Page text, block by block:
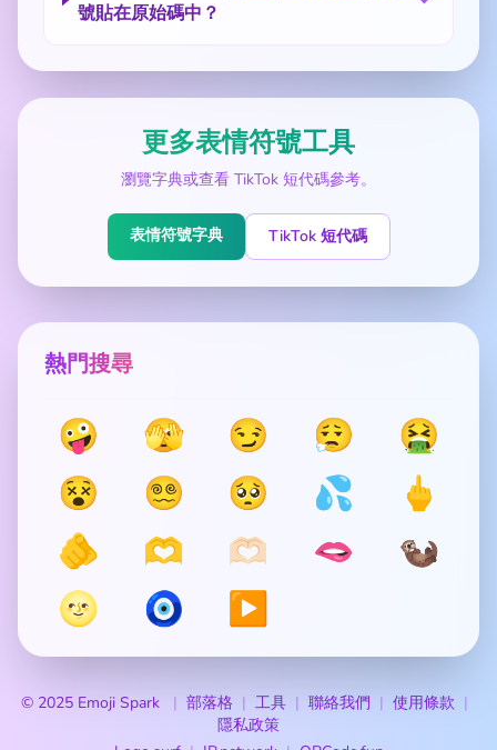
號貼在原始碼中？
更多表情符號工具
瀏覽字典或查看 TikTok 短代碼參考。
表情符號字典 TikTok 短代碼
熱門搜尋
🤪 🫣 😏 😮‍💨
🤮
😵
😵‍💫 🥺 💦
🖕
🫵
🫶 🫶🏻 🫦
🦦
🌝
🧿 ▶️
© 2025 Emoji Spark 部落格 工具 聯絡我們
使用條款
隱私政策